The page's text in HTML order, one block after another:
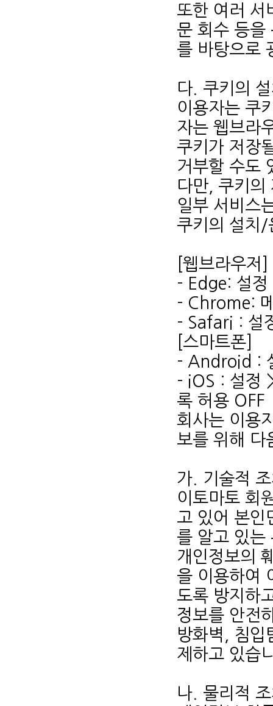
또한 여러 서
문 회수 등을
를 바탕으로
다. 쿠키의
이용자는 쿠
자는 웹브라
쿠키가 저장
거부할 수도
다만, 쿠키의
일부 서비스
쿠키의 설치/
[웹브라우저]
- Edge: 설정
- Chrome:
- Safari : 설
[스마트폰]
- Android :
- iOS : 설정
록 허용 OFF
회사는 이용
보를 위해 다
가. 기술적
이토마토 회
고 있어 본인
를 알고 있는
개인정보의
을 이용하여
도록 방지하
정보를 안전
방화벽, 침입
제하고 있습
나. 물리적